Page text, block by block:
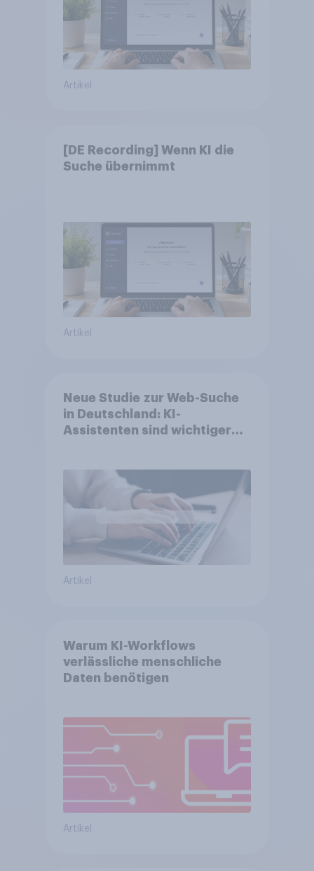
Artikel
[DE Recording] Wenn KI die
Suche übernimmt
Artikel
Neue Studie zur Web-Suche
in Deutschland: KI-
Assistenten sind wichtiger
Artikel
Warum KI-Workflows
verlässliche menschliche
Daten benötigen
Artikel